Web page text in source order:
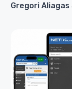
Gregori